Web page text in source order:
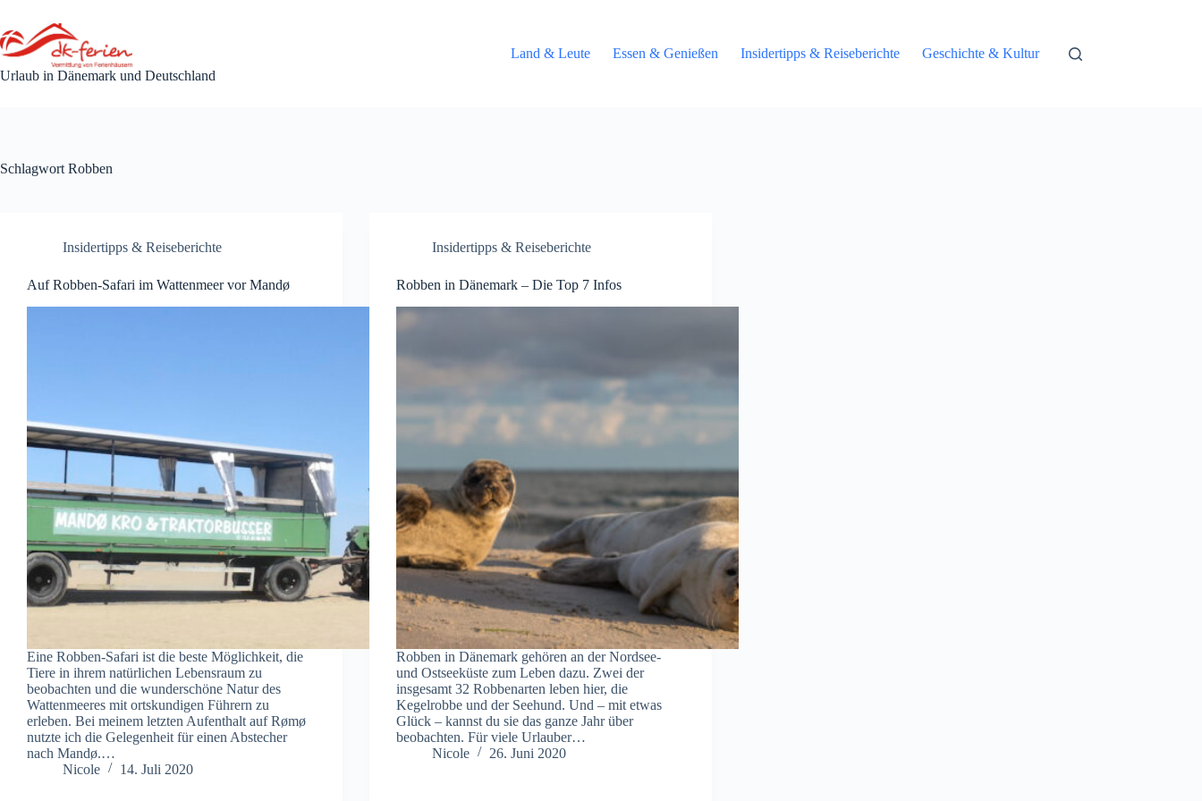
springen
Urlaub in Dänemark und Deutschland
Land & Leute Essen & Genießen Insidertipps & Reiseberichte Geschichte & Kultur
Schlagwort Robben
Insidertipps & Reiseberichte
Auf Robben-Safari im Wattenmeer vor Mandø
Eine Robben-Safari ist die beste Möglichkeit, die
Tiere in ihrem natürlichen Lebensraum zu
beobachten und die wunderschöne Natur des
Wattenmeeres mit ortskundigen Führern zu
erleben. Bei meinem letzten Aufenthalt auf Rømø
nutzte ich die Gelegenheit für einen Abstecher
nach Mandø.…
Nicole
14. Juli 2020
Insidertipps & Reiseberichte
Robben in Dänemark – Die Top 7 Infos
Robben in Dänemark gehören an der Nordsee-
und Ostseeküste zum Leben dazu. Zwei der
insgesamt 32 Robbenarten leben hier, die
Kegelrobbe und der Seehund. Und – mit etwas
Glück – kannst du sie das ganze Jahr über
beobachten. Für viele Urlauber…
Nicole
26. Juni 2020